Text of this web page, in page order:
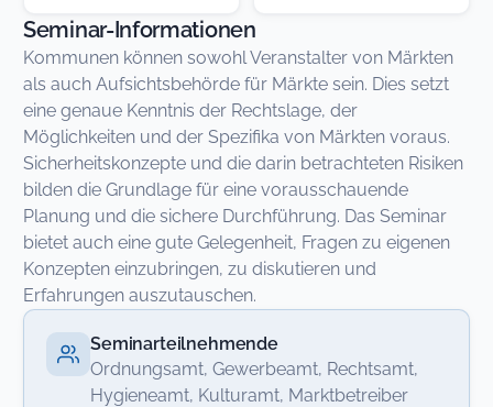
Seminar-Informationen
Kommunen können sowohl Veranstalter von Märkten
als auch Aufsichtsbehörde für Märkte sein. Dies setzt
eine genaue Kenntnis der Rechtslage, der
Möglichkeiten und der Spezifika von Märkten voraus.
Sicherheitskonzepte und die darin betrachteten Risiken
bilden die Grundlage für eine vorausschauende
Planung und die sichere Durchführung. Das Seminar
bietet auch eine gute Gelegenheit, Fragen zu eigenen
Konzepten einzubringen, zu diskutieren und
Erfahrungen auszutauschen.
Seminarteilnehmende
Ordnungsamt, Gewerbeamt, Rechtsamt,
Hygieneamt, Kulturamt, Marktbetreiber